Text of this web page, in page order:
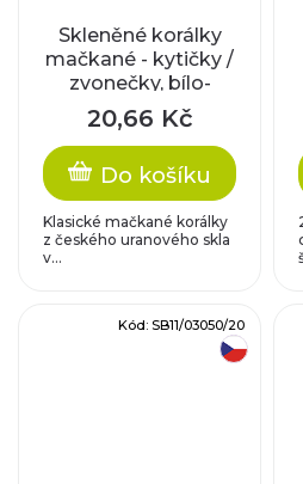
Skleněné korálky
mačkané - kytičky /
zvonečky, bílo-
růžové
20,66 Kč
Do košíku
Klasické mačkané korálky
z českého uranového skla
v...
Kód: SB11/03050/20